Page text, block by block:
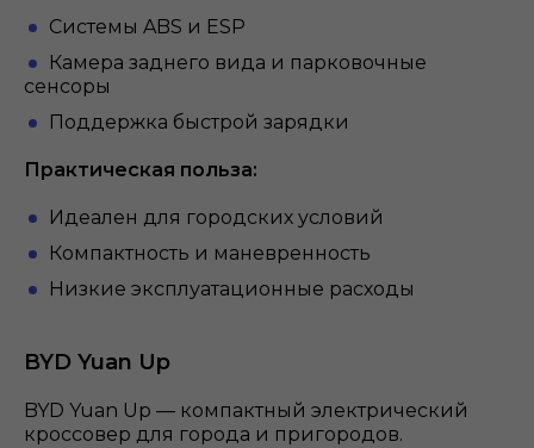
Системы ABS и ESP
Камера заднего вида и парковочные
сенсоры
Поддержка быстрой зарядки
Практическая польза:
Идеален для городских условий
Компактность и маневренность
Низкие эксплуатационные расходы
BYD Yuan Up
BYD Yuan Up — компактный электрический
кроссовер для города и пригородов.